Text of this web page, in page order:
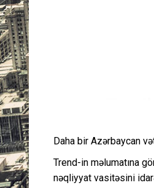
Daha bir Azərbaycan
Trend-in məlumatına
nəqliyyat vasitəsini